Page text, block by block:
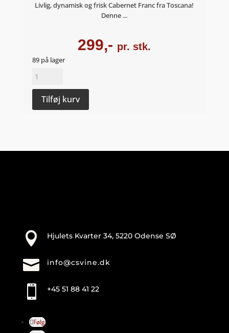
antal
Livlig, dynamisk og frisk Cabernet Franc fra Toscana!
Denne ...
299,- pr. stk.
89 på lager
Costa
Cabernet
Franc
Tilføj kurv
 Hjulets Kvarter 34, 5220 Odense SØ
 info@csvine.dk
 +45 51 88 41 22
Følg